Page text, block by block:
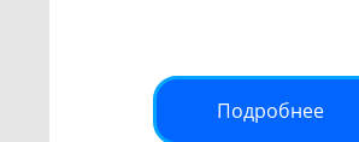
Подробнее